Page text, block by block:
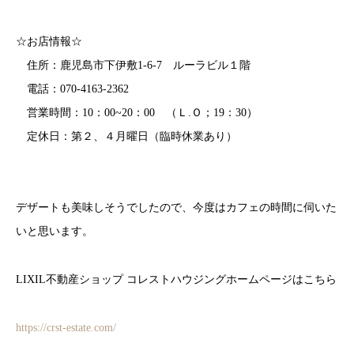
☆お店情報☆
住所：鹿児島市下伊敷1-6-7 ルーラビル１階
電話：070-4163-2362
営業時間：10：00~20：00 （Ｌ.Ｏ；19：30）
定休日：第２、４月曜日（臨時休業あり）
デザートも美味しそうでしたので、今度はカフェの時間に伺いた
いと思います。
LIXIL不動産ショップ コレストハウジングホームページはこちら
https://crst-estate.com/